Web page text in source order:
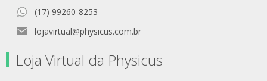
(17) 99260-8253
lojavirtual@physicus.com.br
Loja Virtual da Physicus